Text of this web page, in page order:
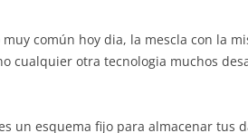
común hoy dia, la mescla con la
cualquier otra tecnologia muchos
un esquema fijo para almacenar tus